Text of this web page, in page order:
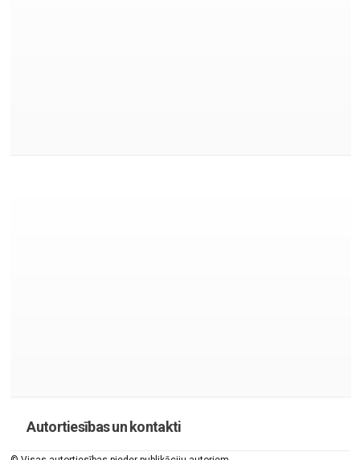
Autortiesības un kontakti